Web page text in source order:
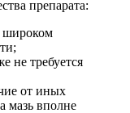
препарата:
широком
не требуется
от иных
мазь вполне